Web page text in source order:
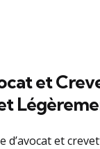
et
d’avocat et